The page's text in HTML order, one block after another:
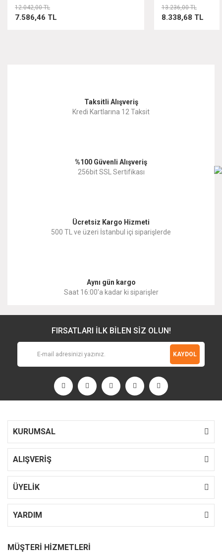
7.586,46 TL
12.042,00 TL
8.338,68 TL
13.236,00 TL
Taksitli Alışveriş
Kredi Kartlarına 12 Taksit
%100 Güvenli Alışveriş
256bit SSL Sertifikası
Ücretsiz Kargo Hizmeti
500 TL ve üzeri İstanbul içi siparişlerde
Aynı gün kargo
Saat 16:00'a kadar ki siparişler
FIRSATLARI İLK BİLEN SİZ OLUN!
KAYDOL
KURUMSAL
ALIŞVERİŞ
ÜYELİK
YARDIM
MÜŞTERİ HİZMETLERİ